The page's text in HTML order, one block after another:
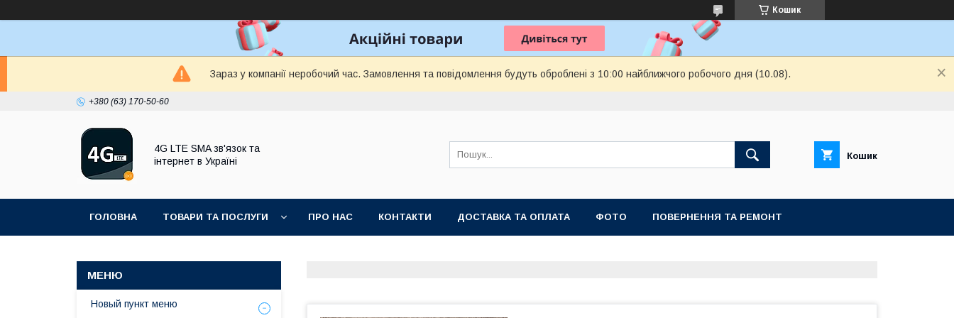
Кошик
Зараз у компанії неробочий час. Замовлення та повідомлення будуть оброблені з 10:00 найближчого робочого дня (10.08).
+380 (63) 170-50-60
4G LTE SMA зв'язок та
інтернет в Україні
Кошик
ГОЛОВНА ТОВАРИ ТА ПОСЛУГИ ПРО НАС КОНТАКТИ ДОСТАВКА ТА ОПЛАТА ФОТО ПОВЕРНЕННЯ ТА РЕМОНТ
Новый пункт меню